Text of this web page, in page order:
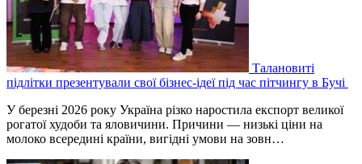
Талановиті
підлітки презентували свої бізнес-ідеї під час пітчингу в Бучі
У березні 2026 року Україна різко наростила експорт великої
рогатої худоби та яловичини. Причини — низькі ціни на
молоко всередині країни, вигідні умови на зовн…